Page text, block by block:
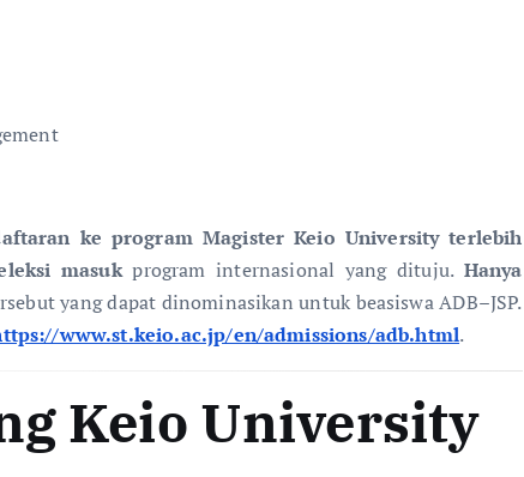
ke program Magister Keio University terlebih
masukprogram internasional yang dituju. Hanya
yang dapat dinominasikan untuk beasiswa ADB–JSP.
www.st.keio.ac.jp/en/admissions/adb.html.
Keio University